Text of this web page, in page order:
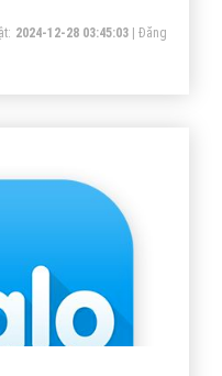
2024-12-28 03:45:03|Đăng